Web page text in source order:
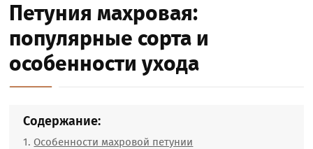
Петуния махровая:
популярные сорта и
особенности ухода
Содержание:
Особенности махровой петунии